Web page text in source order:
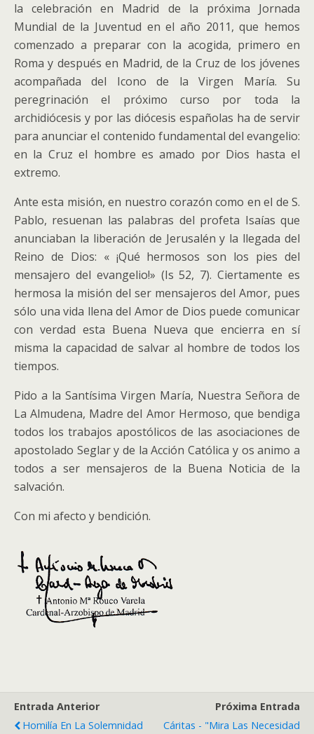
la celebración en Madrid de la próxima Jornada
Mundial de la Juventud en el año 2011, que hemos
comenzado a preparar con la acogida, primero en
Roma y después en Madrid, de la Cruz de los jóvenes
acompañada del Icono de la Virgen María. Su
peregrinación el próximo curso por toda la
archidiócesis y por las diócesis españolas ha de servir
para anunciar el contenido fundamental del evangelio:
en la Cruz el hombre es amado por Dios hasta el
extremo.
Ante esta misión, en nuestro corazón como en el de S.
Pablo, resuenan las palabras del profeta Isaías que
anunciaban la liberación de Jerusalén y la llegada del
Reino de Dios: « ¡Qué hermosos son los pies del
mensajero del evangelio!» (Is 52, 7). Ciertamente es
hermosa la misión del ser mensajeros del Amor, pues
sólo una vida llena del Amor de Dios puede comunicar
con verdad esta Buena Nueva que encierra en sí
misma la capacidad de salvar al hombre de todos los
tiempos.
Pido a la Santísima Virgen María, Nuestra Señora de
La Almudena, Madre del Amor Hermoso, que bendiga
todos los trabajos apostólicos de las asociaciones de
apostolado Seglar y de la Acción Católica y os animo a
todos a ser mensajeros de la Buena Noticia de la
salvación.
Con mi afecto y bendición.
Entrada Anterior
Homilía En La Solemnidad
Próxima Entrada
Cáritas - "Mira Las Necesidad